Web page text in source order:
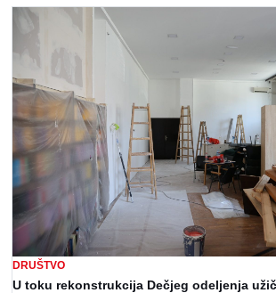
DRUŠTVO
U toku rekonstrukcija Dečjeg odeljenja